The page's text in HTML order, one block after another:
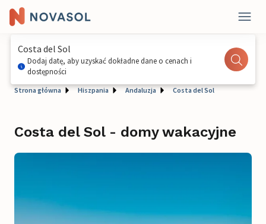
Costa del Sol
Dodaj datę, aby uzyskać dokładne dane o cenach i
dostępności
Strona główna Hiszpania Andaluzja Costa del Sol
Costa del Sol - domy wakacyjne